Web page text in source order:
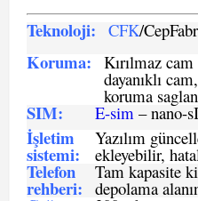
Teknoloji: CFK/
Koruma: Kırılmaz
dayanıklı
koruma
SIM: E-sim – nano-
İşletim
sistemi:
Yazılım
ekleyebilir,
Telefon
rehberi:
Tam kapasite
depolama